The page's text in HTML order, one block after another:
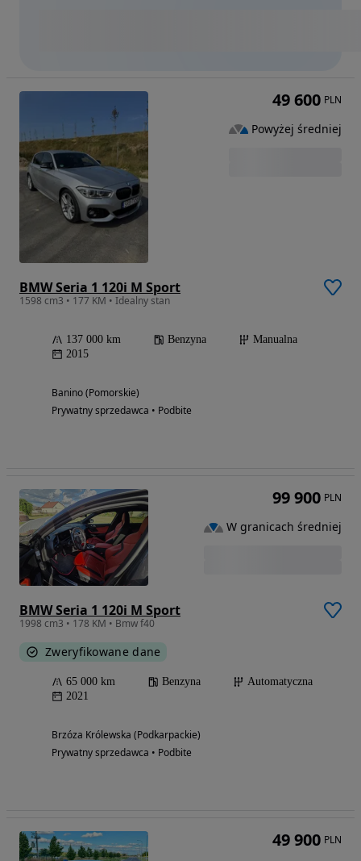
BMW Seria 1 120i M Sport
1598 cm3 • 177 KM • Idealny stan
137 000 km Benzyna
Manualna
2015
Banino (Pomorskie)
Prywatny sprzedawca • Podbite
49 600 PLN
Powyżej średniej
BMW Seria 1 120i M Sport
1998 cm3 • 178 KM • Bmw f40
Zweryfikowane dane
65 000 km Benzyna
Automatyczna
2021
Brzóza Królewska (Podkarpackie)
Prywatny sprzedawca • Podbite
99 900 PLN
W granicach średniej
49 900 PLN